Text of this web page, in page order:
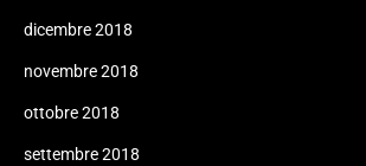
dicembre 2018
novembre 2018
ottobre 2018
settembre 2018